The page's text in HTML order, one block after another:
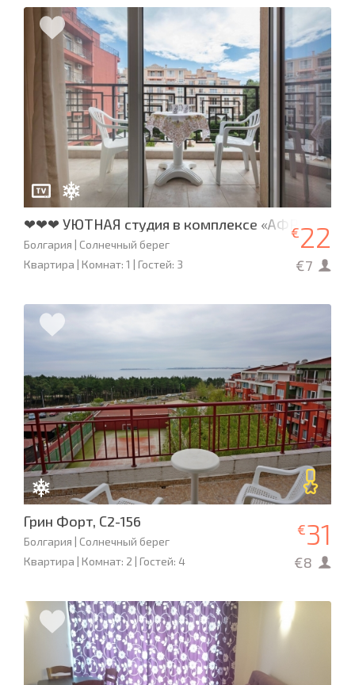
❤❤❤ УЮТНАЯ студия в комплексе «АФРОДИТА-
Болгария | Солнечный берег
Квартира | Комнат: 1 | Гостей: 3
€22
€7
Грин Форт, С2-156
Болгария | Солнечный берег
Квартира | Комнат: 2 | Гостей: 4
€31
€8